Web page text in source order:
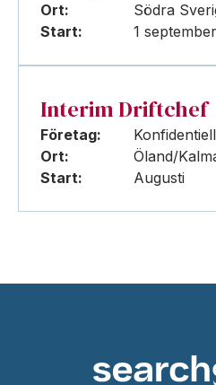
Ort:
Södra
Start:
1 september
Interim Driftchef
Företag:
Ort:
Öland/
Start:
Augusti